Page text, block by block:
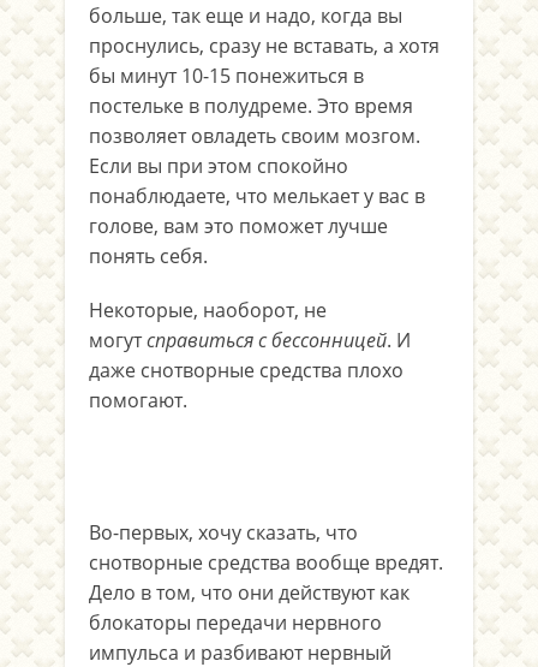
больше, так еще и надо, когда вы
проснулись, сразу не вставать, а хотя
бы минут 10-15 понежиться в
постельке в полудреме. Это время
позволяет овладеть своим мозгом.
Если вы при этом спокойно
понаблюдаете, что мелькает у вас в
голове, вам это поможет лучше
понять себя.
Некоторые, наоборот, не
могутсправиться с бессонницей. И
даже снотворные средства плохо
помогают.
Во-первых, хочу сказать, что
снотворные средства вообще вредят.
Дело в том, что они действуют как
блокаторы передачи нервного
импульса и разбивают нервный